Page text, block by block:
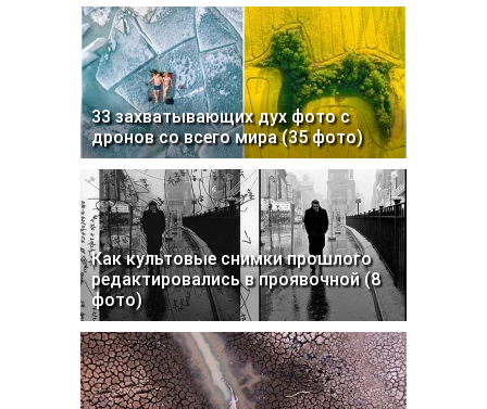
33 захватывающих дух фото с
дронов со всего мира (35 фото)
Как культовые снимки прошлого
редактировались в проявочной (8
фото)